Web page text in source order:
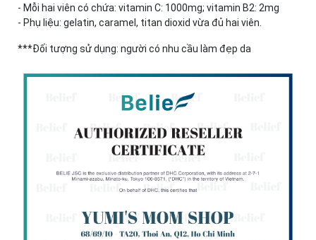
- Mỗi hai viên có chứa: vitamin C: 1000mg; vitamin B2: 2mg
- Phụ liệu: gelatin, caramel, titan dioxid vừa đủ hai viên.
***Đối tượng sử dụng: người có nhu cầu làm đẹp da